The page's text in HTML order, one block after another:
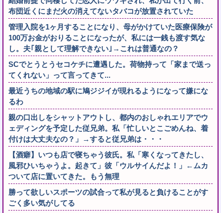
布団近くにまだ火の消えてないタバコが放置されていた
管理入院を1ヶ月することになり、母がかけていた医療保険が
100万お金がおりることになったが、私には一銭も渡す気な
し。夫｢親として理解できない｣→これは普通なの？
SCでとうとうセコケチに遭遇した。荷物持って「家まで送っ
てくれない」って言ってきて...
最近うちの地域の駅に鳩ジジイが現れるようになって嫌にな
るわ
親の口出しをシャットアウトし、都内のおしゃれエリアでウ
ェディングを予定した従兄弟。私「忙しいとこごめんね、着
付けは大丈夫なの？」→すると従兄弟は・・・
【酒癖】いつも店で寝ちゃう彼氏。私「寒くなってきたし、
風邪ひいちゃうよ。起きて」彼「ウルサイんだよ！」←ムカ
ついて店に置いてきた。もう無理
勝って欲しいスポーツの試合って私が見ると負けることがす
ごく多い気がしてる